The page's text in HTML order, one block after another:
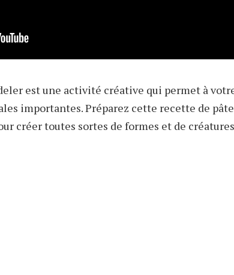
est une activité créative qui permet à
importantes. Préparez cette recette de
créer toutes sortes de formes et de